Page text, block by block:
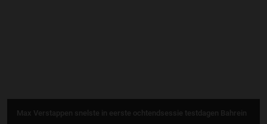
Max Verstappen snelste in eerste ochtendsessie testdagen Bahrein